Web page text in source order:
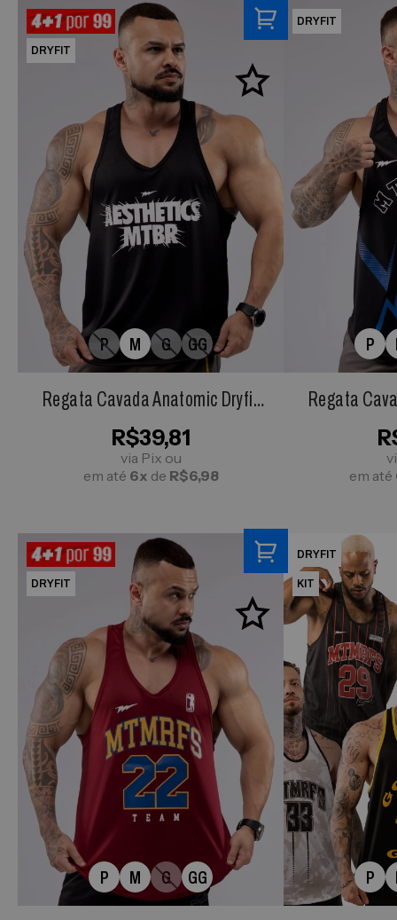
DRYFIT
P M G GG
Regata Cavada Anatomic Dryfit
Physique Preta
R$39,81
via Pix ou
em até 6x de R$6,98
DRYFIT
P
Regata
em até
DRYFIT
P M G GG
DRYFIT
KIT
P